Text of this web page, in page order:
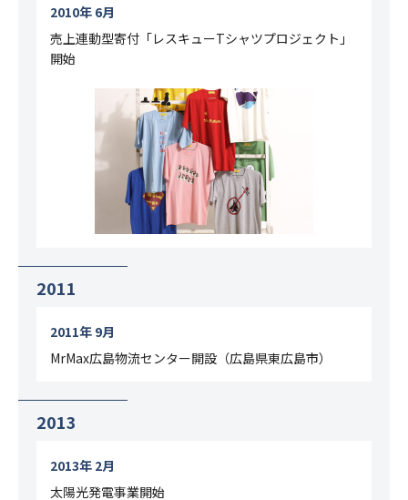
2010年 6月
売上連動型寄付「レスキューTシャツプロジェクト」
開始
2011
2011年 9月
MrMax広島物流センター開設（広島県東広島市）
2013
2013年 2月
太陽光発電事業開始